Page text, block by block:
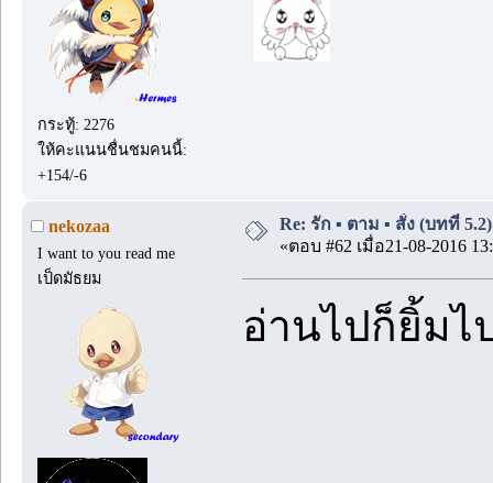
กระทู้: 2276
ให้คะแนนชื่นชมคนนี้:
+154/-6
nekozaa
I want to you read me
เป็ดมัธยม
Re: รัก ▪️ ตาม ▪️ สั่ง (บทที่ 5.2)
«ตอบ #62 เมื่อ21-08-2016
อ่านไปก็ยิ้ม